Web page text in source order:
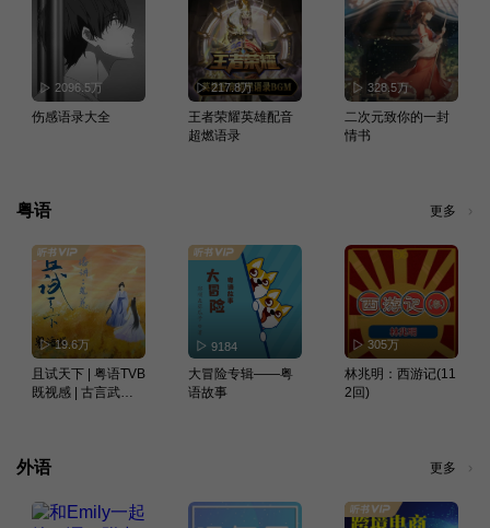
2096.5万
伤感语录大全
217.8万
王者荣耀英雄配音
超燃语录
328.5万
二次元致你的一封
情书
粤语 更多
19.6万
且试天下 | 粤语TVB
既视感 | 古言武侠
9184
大冒险专辑——粤
语故事
305万
林兆明：西游记(11
2回)
外语 更多